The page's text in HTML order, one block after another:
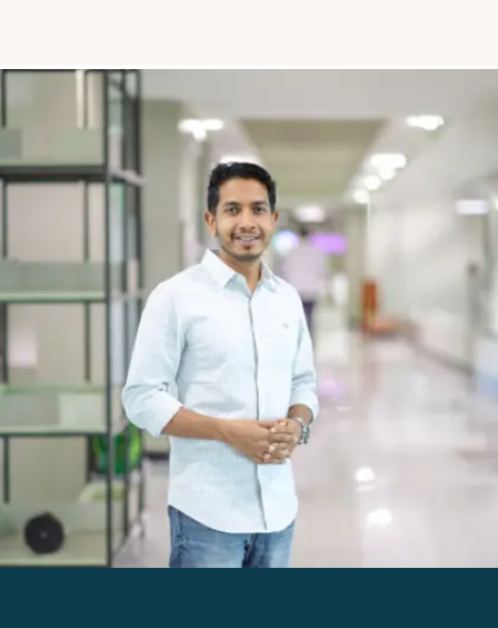
Systemintegration, um die Leistung Ihres Shops zu